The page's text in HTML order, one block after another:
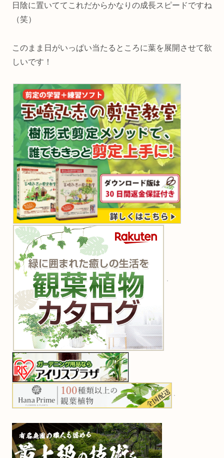
日陰に置いててこれだからかなりの成長スピードですね
（笑）
このまま日がいっぱい当たるところに葉を展開させて欲
しいです！